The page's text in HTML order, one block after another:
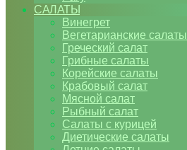
САЛАТЫ
Винегрет
Вегетарианские салаты
Греческий салат
Грибные салаты
Корейские салаты
Крабовый салат
Мясной салат
Рыбный салат
Салаты с курицей
Диетические салаты